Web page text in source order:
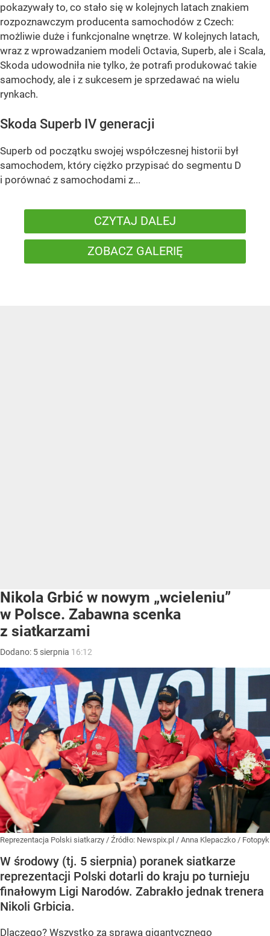
pokazywały to, co stało się w kolejnych latach znakiem
rozpoznawczym producenta samochodów z Czech:
możliwie duże i funkcjonalne wnętrze. W kolejnych latach,
wraz z wprowadzaniem modeli Octavia, Superb, ale i Scala,
Skoda udowodniła nie tylko, że potrafi produkować takie
samochody, ale i z sukcesem je sprzedawać na wielu
rynkach.
Skoda Superb IV generacji
Superb od początku swojej współczesnej historii był
samochodem, który ciężko przypisać do segmentu D
i porównać z samochodami z...
CZYTAJ DALEJ
ZOBACZ GALERIĘ
Nikola Grbić w nowym „wcieleniu”
w Polsce. Zabawna scenka
z siatkarzami
Dodano: 5 sierpnia 16:12
Reprezentacja Polski siatkarzy / Źródło: Newspix.pl / Anna Klepaczko / Fotopyk
W środowy (tj. 5 sierpnia) poranek siatkarze
reprezentacji Polski dotarli do kraju po turnieju
finałowym Ligi Narodów. Zabrakło jednak trenera
Nikoli Grbicia.
Dlaczego? Wszystko za sprawą gigantycznego